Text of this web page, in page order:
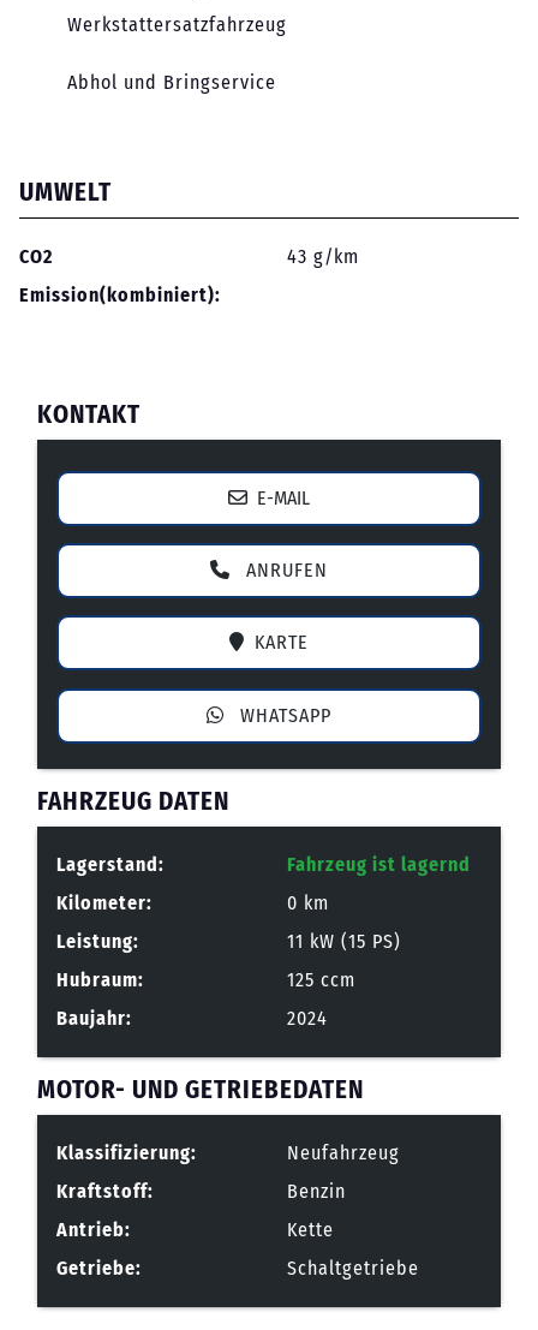
Werkstattersatzfahrzeug
Abhol und Bringservice
UMWELT
CO2
Emission(kombiniert):
43 g/km
KONTAKT
E-MAIL
ANRUFEN
KARTE
WHATSAPP
FAHRZEUG DATEN
Lagerstand:
Fahrzeug ist lagernd
Kilometer:
0 km
Leistung:
11 kW (15 PS)
Hubraum:
125 ccm
Baujahr:
2024
MOTOR- UND GETRIEBEDATEN
Klassifizierung:
Neufahrzeug
Kraftstoff:
Benzin
Antrieb:
Kette
Getriebe:
Schaltgetriebe